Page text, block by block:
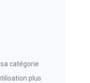
catégorie
plus